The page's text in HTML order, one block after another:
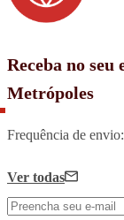
Receba no
Metrópoles
Frequência de envio:
Ver todas